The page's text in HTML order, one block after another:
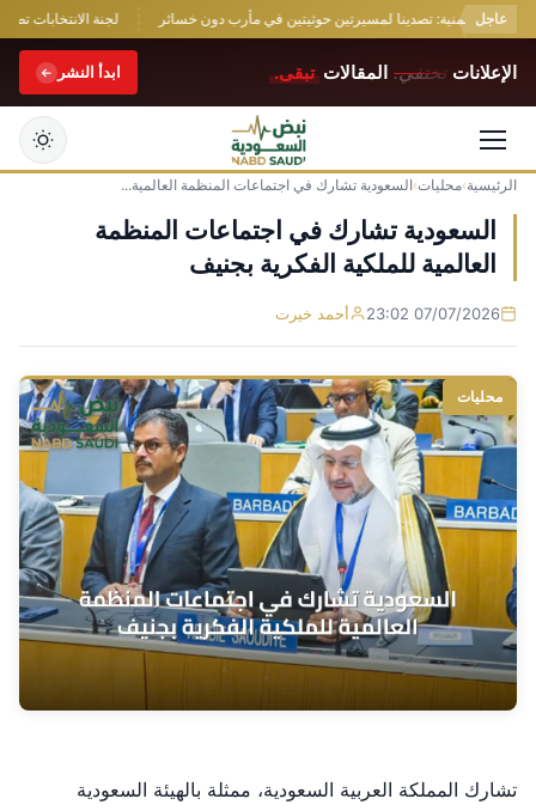
عاجلاليمنية: تصدينا لمسيرتين حوثيتين في مأرب دون خسائر لجنة الانتخابات
الإعلانات تختفي. المقالات تبقى. ابدأ النشر
التجاوز
إلى
المحتوى
الرئيسية›محليات›السعودية تشارك في اجتماعات المنظمة العالمية...
السعودية تشارك في اجتماعات المنظمة
العالمية للملكية الفكرية بجنيف
07/07/2026 23:02 أحمد خيرت
محليات
تشارك المملكة العربية السعودية، ممثلة بالهيئة السعودية